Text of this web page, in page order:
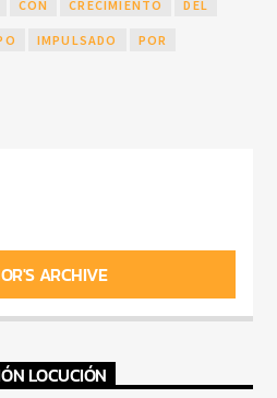
CON CRECIMIENTO DEL
IMPULSADO POR
ARCHIVE
LOCUCIÓN